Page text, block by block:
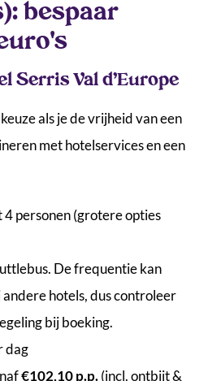
bespaar
Serris Val d’Europe
als je de vrijheid van een
met hotelservices en een
4 personen (grotere opties
De frequentie kan
hotels, dus controleer
bij boeking.
dag
€102,10 p.p.(incl. ontbijt &